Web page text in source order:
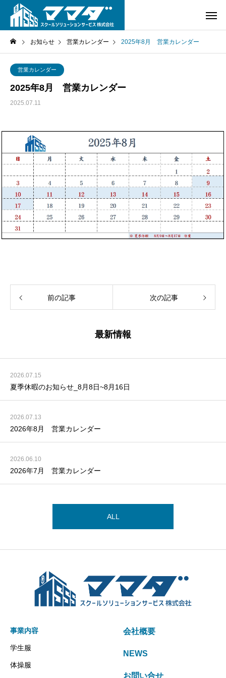
お知らせ 営業カレンダー 2025年8月 営業カレンダー
営業カレンダー
2025年8月 営業カレンダー
2025.07.11
前の記事 次の記事
最新情報
2026.07.15
夏季休暇のお知らせ_8月8日~8月16日
2026.07.13
2026年8月 営業カレンダー
2026.06.10
2026年7月 営業カレンダー
ALL
事業内容
学生服
体操服
会社概要
NEWS
お問い合せ